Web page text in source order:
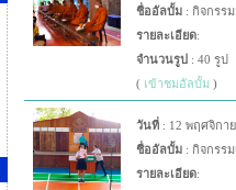
ชื่ออัลบั้ม : กิจกรร
รายละเอียด:
จำนวนรูป : 40 รูป
( เข้าชมอัลบั้ม )
วันที่ : 12 พฤศจิกา
ชื่ออัลบั้ม : กิจกรร
รายละเอียด: